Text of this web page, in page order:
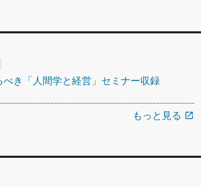
べき「人間学と経営」セミナー収録
もっと見る open_in_new